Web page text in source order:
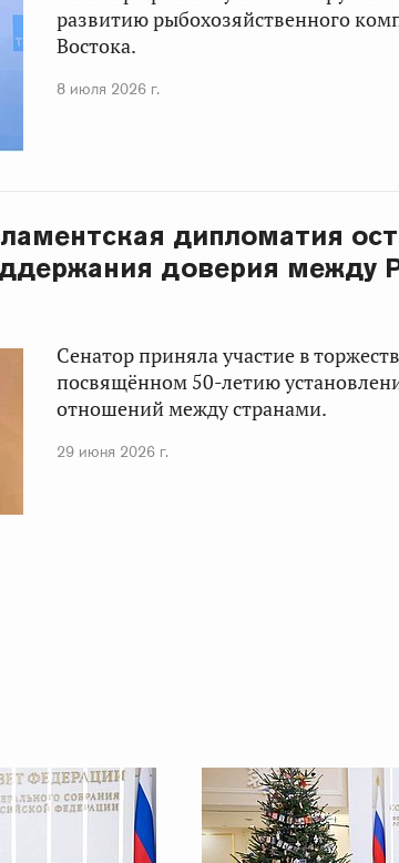
развитию рыбохозяйственного
Востока.
8 июля 2026 г.
дипломатия
доверия между
Сенатор приняла участие в
посвящённом 50-летию
отношений между странами.
29 июня 2026 г.